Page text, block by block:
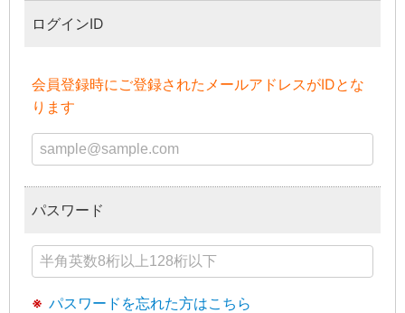
ログインID
会員登録時にご登録されたメールアドレスがIDとな
ります
パスワード
パスワードを忘れた方はこちら